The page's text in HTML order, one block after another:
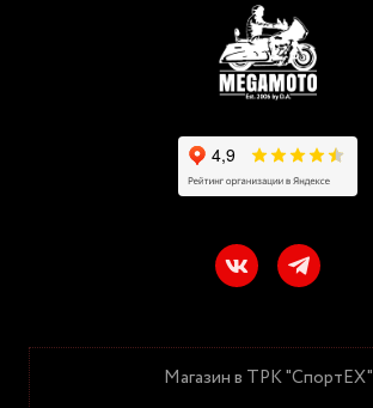
Магазин в ТРК "СпортЕХ"